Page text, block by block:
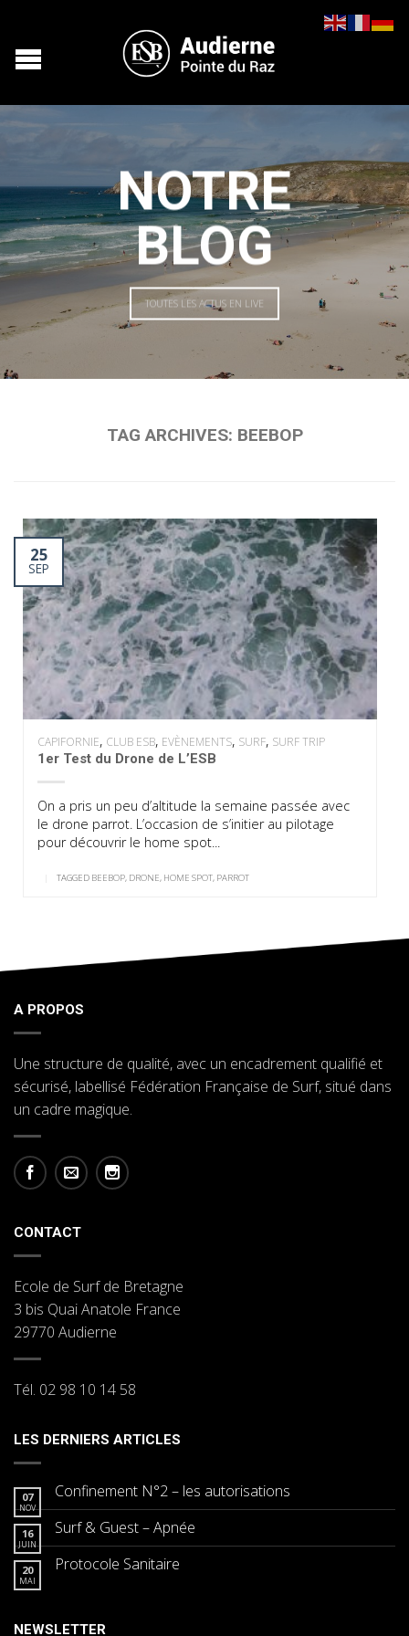
NOTRE
BLOG
TOUTES LES ACTUS EN LIVE
TAG ARCHIVES: BEEBOP
25
SEP
CAPIFORNIE, CLUB ESB, EVÈNEMENTS, SURF, SURF TRIP
1er Test du Drone de L’ESB
On a pris un peu d’altitude la semaine passée avec
le drone parrot. L’occasion de s’initier au pilotage
pour découvrir le home spot...
TAGGED BEEBOP, DRONE, HOME SPOT, PARROT
A PROPOS
Une structure de qualité, avec un encadrement qualifié et
sécurisé, labellisé Fédération Française de Surf, situé dans
un cadre magique.
CONTACT
Ecole de Surf de Bretagne
3 bis Quai Anatole France
29770 Audierne
Tél. 02 98 10 14 58
LES DERNIERS ARTICLES
07
NOV
Confinement N°2 – les autorisations
16
JUIN
Surf & Guest – Apnée
20
MAI
Protocole Sanitaire
NEWSLETTER